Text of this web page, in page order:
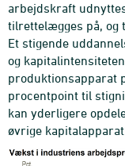
arbejdskraft
tilrettelægges på, og
Et stigende
og
produktionsapparat
procentpoint til
kan yderligere
øvrige kapitalapparat.